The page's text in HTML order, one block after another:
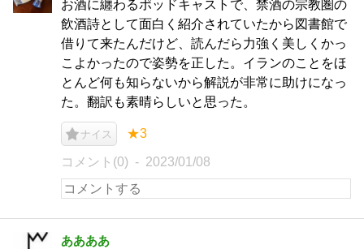
お酒に纏わるポッドキャストで、禁酒の宗教圏の
飲酒詩として面白く紹介されていたから図書館で
借りて来たんだけど、読んだら力強く美しくかっ
こよかったので姿勢を正した。イランのことをほ
とんど何も知らないから解説が非常に助けになっ
た。翻訳も素晴らしいと思った。
ナイス ★3
コメント(0) 2023/01/08
ああああ